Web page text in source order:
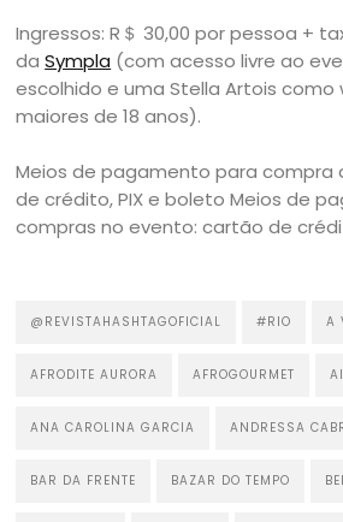
Ingressos: R＄ 30,00 por pessoa +
daSympla (com acesso livre ao
escolhido e uma Stella Artois como
maiores de 18 anos).
Meios de pagamento para compra
de crédito, PIX e boleto Meios de
compras no evento: cartão de
@REVISTAHASHTAGOFICIAL #RIO A
AFRODITE AURORA AFROGOURMET
ANA CAROLINA GARCIA ANDRESSA
BAR DA FRENTE BAZAR DO TEMPO